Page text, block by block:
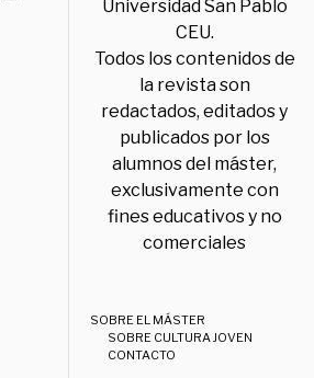
Universidad San Pablo
CEU.
Todos los contenidos de
la revista son
redactados, editados y
publicados por los
alumnos del máster,
exclusivamente con
fines educativos y no
comerciales
SOBRE EL MÁSTER
SOBRE CULTURA JOVEN
CONTACTO